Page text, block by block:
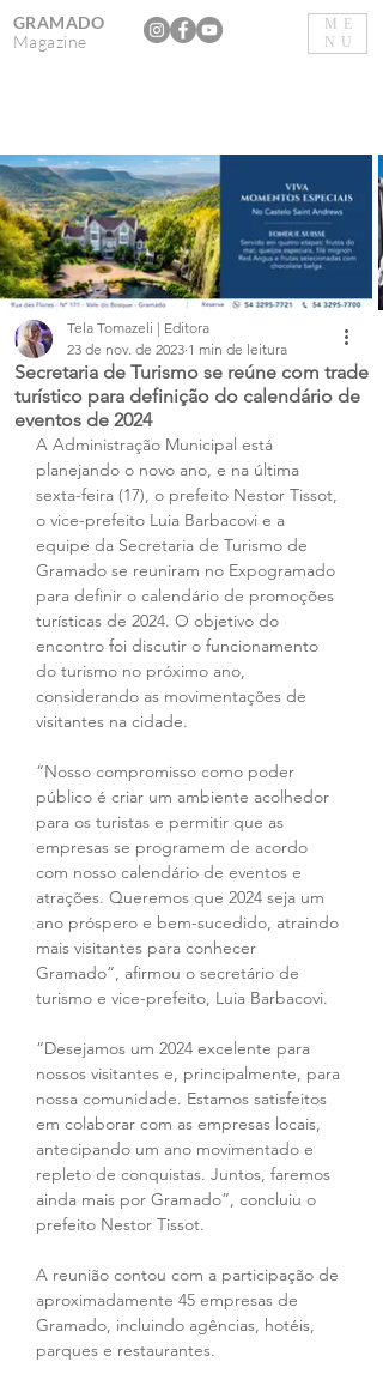
ME
NU
GRAMADO
Magazine
Secretaria de Turismo se reúne com trade
turístico para definição do calendário de
eventos de 2024
Tela Tomazeli | Editora
23 de nov. de 2023 1 min de leitura
A Administração Municipal está
planejando o novo ano, e na última
sexta-feira (17), o prefeito Nestor Tissot,
o vice-prefeito Luia Barbacovi e a
equipe da Secretaria de Turismo de
Gramado se reuniram no Expogramado
para definir o calendário de promoções
turísticas de 2024. O objetivo do
encontro foi discutir o funcionamento
do turismo no próximo ano,
considerando as movimentações de
visitantes na cidade.
“Nosso compromisso como poder
público é criar um ambiente acolhedor
para os turistas e permitir que as
empresas se programem de acordo
com nosso calendário de eventos e
atrações. Queremos que 2024 seja um
ano próspero e bem-sucedido, atraindo
mais visitantes para conhecer
Gramado”, afirmou o secretário de
turismo e vice-prefeito, Luia Barbacovi.
“Desejamos um 2024 excelente para
nossos visitantes e, principalmente, para
nossa comunidade. Estamos satisfeitos
em colaborar com as empresas locais,
antecipando um ano movimentado e
repleto de conquistas. Juntos, faremos
ainda mais por Gramado”, concluiu o
prefeito Nestor Tissot.
A reunião contou com a participação de
aproximadamente 45 empresas de
Gramado, incluindo agências, hotéis,
parques e restaurantes.